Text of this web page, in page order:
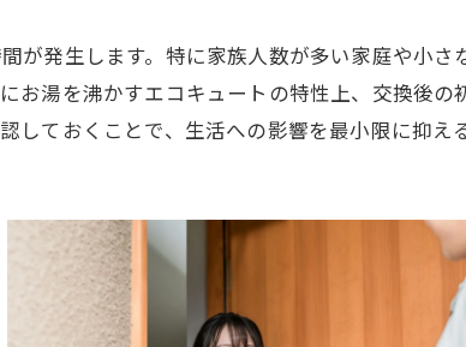
が発生します。特に家族人数が多い家庭や小
お湯を沸かすエコキュートの特性上、交換後
しておくことで、生活への影響を最小限に抑え